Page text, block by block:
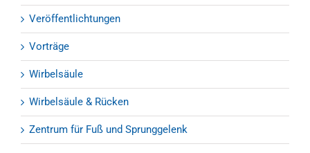
Veröffentlichtungen
Vorträge
Wirbelsäule
Wirbelsäule & Rücken
Zentrum für Fuß und Sprunggelenk